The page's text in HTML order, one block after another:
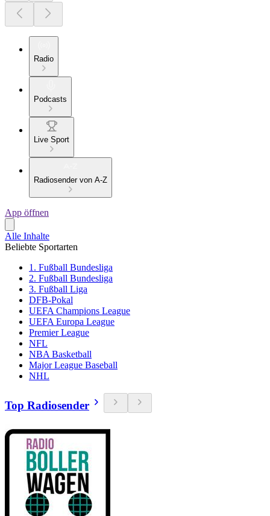
Radio
Podcasts
Live Sport
Radiosender von A-Z
App öffnen
Alle Inhalte
Beliebte Sportarten
1. Fußball Bundesliga
2. Fußball Bundesliga
3. Fußball Liga
DFB-Pokal
UEFA Champions League
UEFA Europa League
Premier League
NFL
NBA Basketball
Major League Baseball
NHL
Top Radiosender